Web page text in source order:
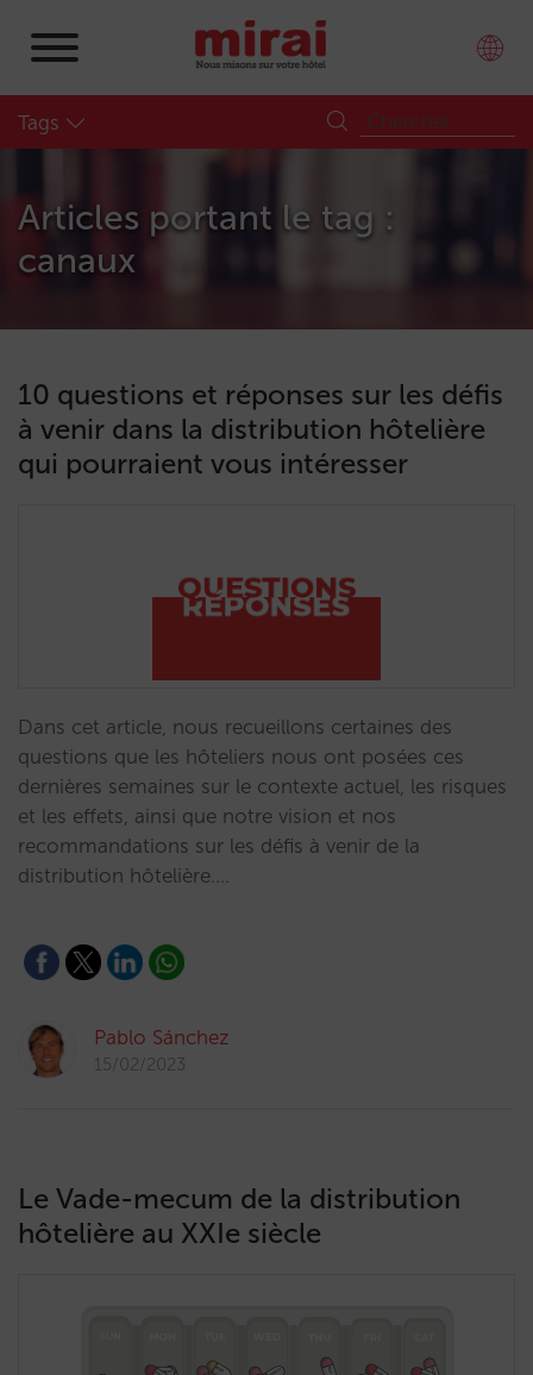
Tags
Articles portant le tag :
canaux
10 questions et réponses sur les défis
à venir dans la distribution hôtelière
qui pourraient vous intéresser
Dans cet article, nous recueillons certaines des
questions que les hôteliers nous ont posées ces
dernières semaines sur le contexte actuel, les risques
et les effets, ainsi que notre vision et nos
recommandations sur les défis à venir de la
distribution hôtelière.…
Pablo Sánchez
15/02/2023
Le Vade-mecum de la distribution
hôtelière au XXIe siècle